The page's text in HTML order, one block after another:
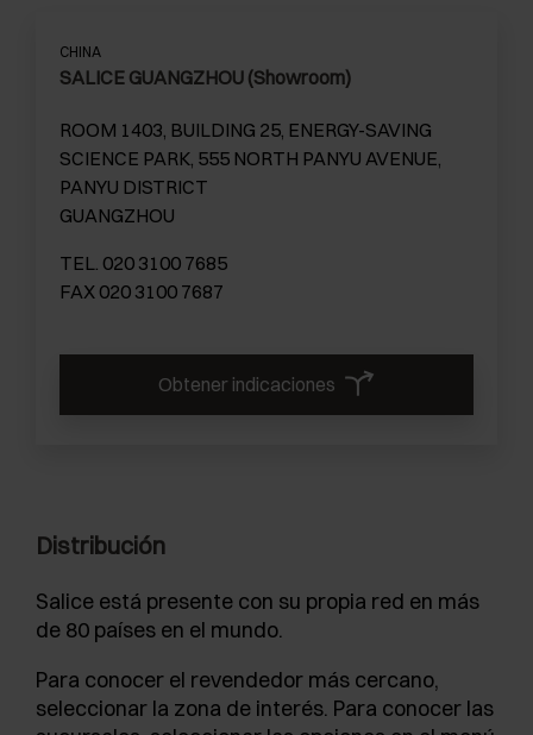
CHINA
SALICE GUANGZHOU (Showroom)
ROOM 1403, BUILDING 25, ENERGY-SAVING
SCIENCE PARK, 555 NORTH PANYU AVENUE,
PANYU DISTRICT
GUANGZHOU
TEL. 020 3100 7685
FAX 020 3100 7687
Obtener indicaciones
Distribución
Salice está presente con su propia red en más
de 80 países en el mundo.
Para conocer el revendedor más cercano,
seleccionar la zona de interés. Para conocer las